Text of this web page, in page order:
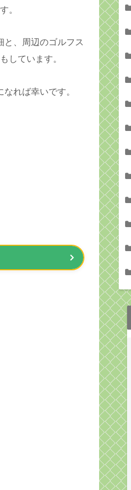
。
と、周辺のゴルフス
しています。
れば幸いです。